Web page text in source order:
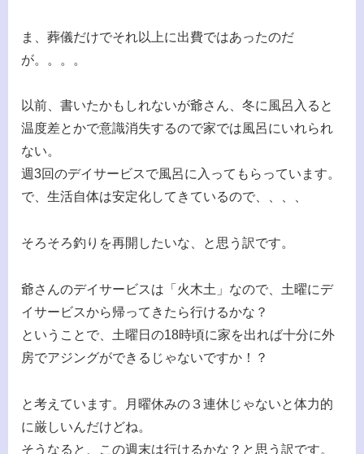
ま、葬儀だけでそれ以上に出費ではあったのだ
が。。。。
以前、書いたかもしれないが爺さん、冬に風呂入ると
温度差とかで意識消失するので家では風呂にいれられ
ない。
週3回のデイサービスで風呂に入ってもらっています。
で、生活自体は安定化してきているので、、、、
そろそろ釣りを再開したいな、と思う訳です。
爺さんのデイサービスは「火木土」なので、土曜にデ
イサービスから帰ってきたら行けるかな？
ということで、土曜日の18時頃に家を出れば十分に外
房でアジングができるじゃないですか！？
と考えています。月曜休みの３連休じゃないと体力的
に厳しいんだけどね。
そうなると、この週末は行けるかな？と思う訳です。